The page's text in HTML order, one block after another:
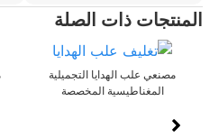
ذات الصلة
مصنعي علب الهدايا التجميلية
المغناطيسية المخصصة